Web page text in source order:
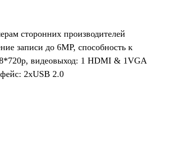
сторонних производителей
записи до 6MP, способность к
видеовыход: 1 HDMI & 1VGA
2xUSB 2.0